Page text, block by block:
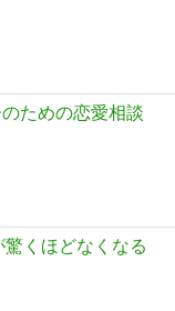
ための恋愛相談
驚くほどなくなる